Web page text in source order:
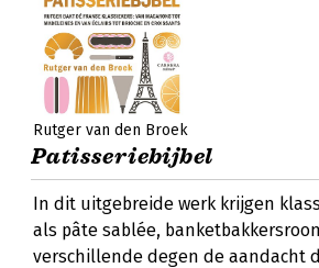
Rutger van den Broek
Patisseriebijbel
In dit uitgebreide werk krijgen
als pâte sablée,
verschillende degen de aandacht